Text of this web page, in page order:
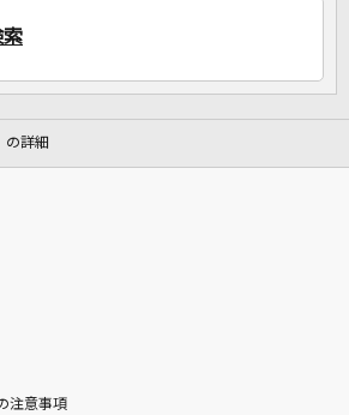
索
の詳細
注意事項